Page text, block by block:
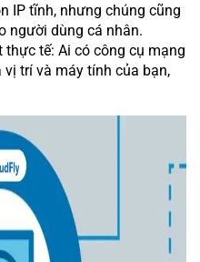
IP tĩnh, nhưng chúng cũng
người dùng cá nhân.
tế: Ai có công cụ mạng
trí và máy tính của bạn,